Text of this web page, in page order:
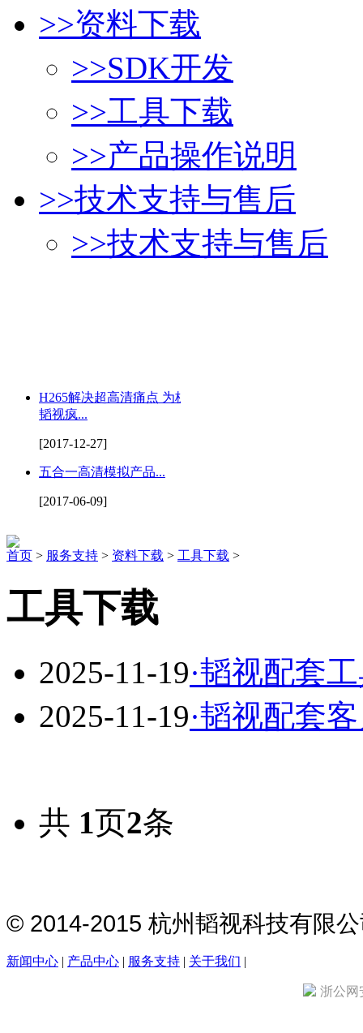
>>资料下载
>>SDK开发
>>工具下载
>>产品操作说明
>>技术支持与售后
>>技术支持与售后
H265解决超高清痛点 为杭州
韬视疯...
[2017-12-27]
五合一高清模拟产品...
[2017-06-09]
首页 > 服务支持 > 资料下载 > 工具下载 >
工具下载
2025-11-19·韬视配套
2025-11-19·韬视配套
共 1页2条
© 2014-2015 杭州韬视科技有限
新闻中心 | 产品中心 | 服务支持 | 关于我们 |
浙公网